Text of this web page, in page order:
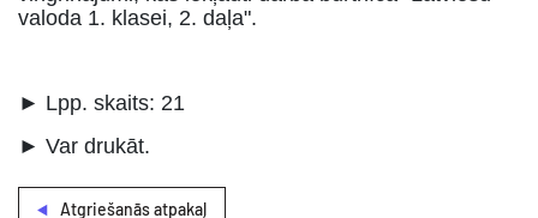
valoda 1. klasei, 2. daļa".
► Lpp. skaits: 21
► Var drukāt.
Atgriešanās atpakaļ